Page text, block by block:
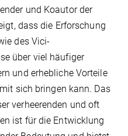
und Koautor der
dass die Erforschung
des Vici-
über viel häufiger
und erhebliche Vorteile
sich bringen kann. Das
verheerenden und oft
ist für die Entwicklung